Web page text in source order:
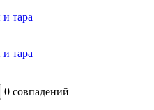
тара
тара
0 совпадений